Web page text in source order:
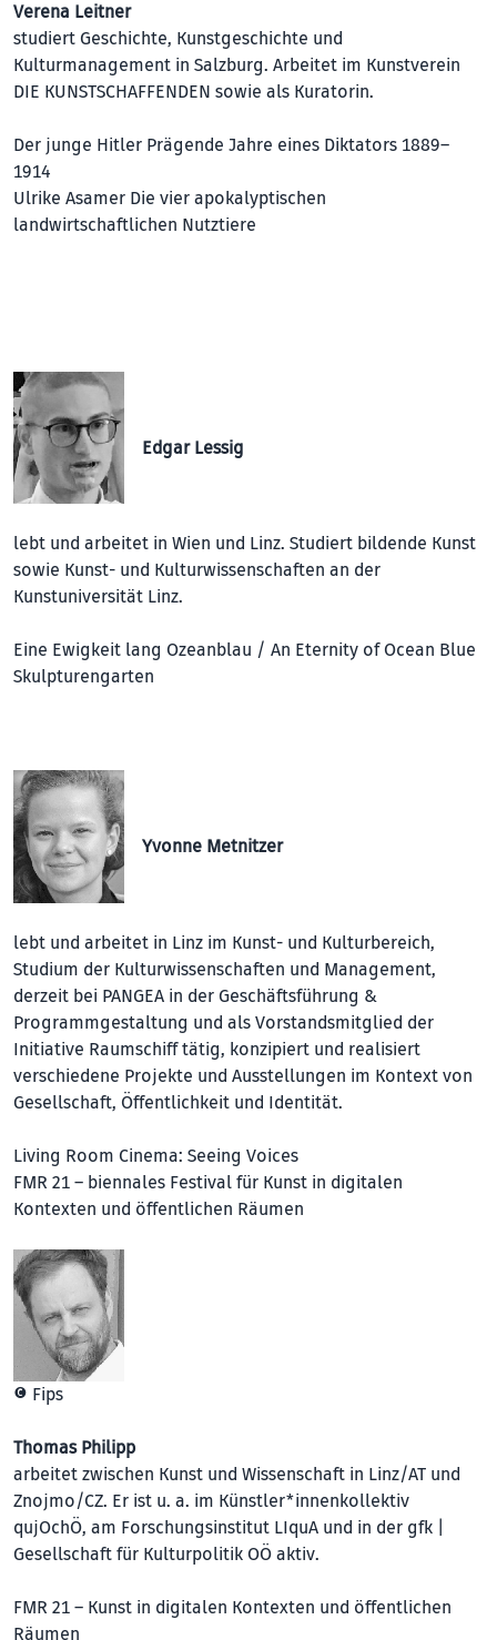
Verena Leitner
studiert Geschichte, Kunstgeschichte und
Kulturmanagement in Salzburg. Arbeitet im Kunstverein
DIE KUNSTSCHAFFENDEN sowie als Kuratorin.
Der junge Hitler Prägende Jahre eines Diktators 1889–
1914
Ulrike Asamer Die vier apokalyptischen
landwirtschaftlichen Nutztiere
Edgar Lessig
lebt und arbeitet in Wien und Linz. Studiert bildende Kunst
sowie Kunst- und Kulturwissenschaften an der
Kunstuniversität Linz.
Eine Ewigkeit lang Ozeanblau / An Eternity of Ocean Blue
Skulpturengarten
Yvonne Metnitzer
lebt und arbeitet in Linz im Kunst- und Kulturbereich,
Studium der Kulturwissenschaften und Management,
derzeit bei PANGEA in der Geschäftsführung &
Programmgestaltung und als Vorstandsmitglied der
Initiative Raumschiff tätig, konzipiert und realisiert
verschiedene Projekte und Ausstellungen im Kontext von
Gesellschaft, Öffentlichkeit und Identität.
Living Room Cinema: Seeing Voices
FMR 21 – biennales Festival für Kunst in digitalen
Kontexten und öffentlichen Räumen
© Fips
Thomas Philipp
arbeitet zwischen Kunst und Wissenschaft in Linz/AT und
Znojmo/CZ. Er ist u. a. im Künst­ler*innenkollektiv
qujOchÖ, am Forschungsinstitut LIquA und in der gfk |
Gesellschaft für Kulturpolitik OÖ aktiv.
FMR 21 – Kunst in digitalen Kontexten und öffentlichen
Räumen